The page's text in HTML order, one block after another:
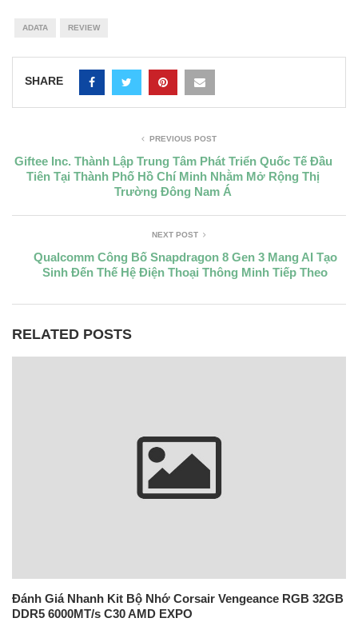
ADATA REVIEW
SHARE
PREVIOUS POST
Giftee Inc. Thành Lập Trung Tâm Phát Triển Quốc Tế Đầu
Tiên Tại Thành Phố Hồ Chí Minh Nhằm Mở Rộng Thị
Trường Đông Nam Á
NEXT POST
Qualcomm Công Bố Snapdragon 8 Gen 3 Mang AI Tạo
Sinh Đến Thế Hệ Điện Thoại Thông Minh Tiếp Theo
RELATED POSTS
Đánh Giá Nhanh Kit Bộ Nhớ Corsair Vengeance RGB 32GB
DDR5 6000MT/s C30 AMD EXPO